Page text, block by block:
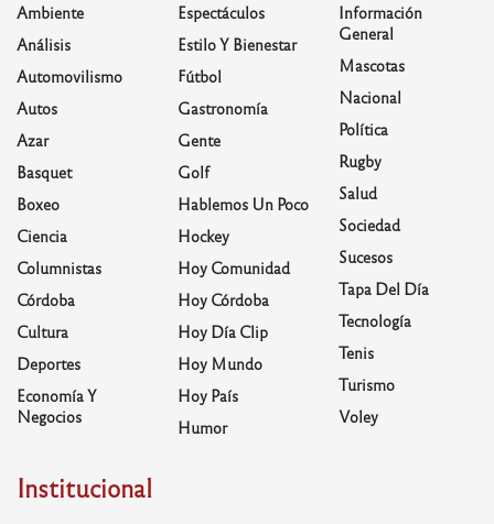
Ambiente
Análisis
Automovilismo
Autos
Azar
Basquet
Boxeo
Ciencia
Columnistas
Córdoba
Cultura
Deportes
Economía Y
Negocios
Espectáculos
Estilo Y Bienestar
Fútbol
Gastronomía
Gente
Golf
Hablemos Un Poco
Hockey
Hoy Comunidad
Hoy Córdoba
Hoy Día Clip
Hoy Mundo
Hoy País
Humor
Información
General
Mascotas
Nacional
Política
Rugby
Salud
Sociedad
Sucesos
Tapa Del Día
Tecnología
Tenis
Turismo
Voley
Institucional